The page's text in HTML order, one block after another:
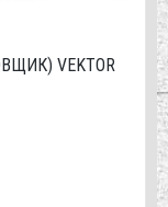
VEKTOR